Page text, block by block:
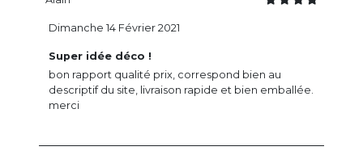
Super idée déco !
bon rapport qualité prix, correspond bien au
descriptif du site, livraison rapide et bien emballée.
merci
Dimanche 14 Février 2021